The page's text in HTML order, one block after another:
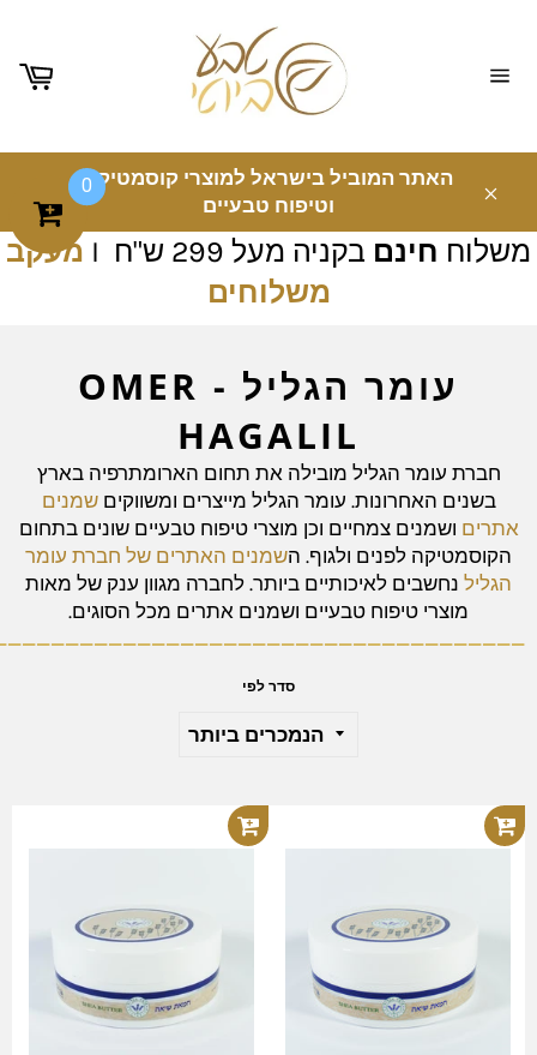
האתר המוביל בישראל למוצרי קוסמטיקה
וטיפוח טבעיים
משלוח חינם בקניה מעל 299 ש"ח I
מעקב
משלוחים
עומר הגליל - OMER
HAGALIL
חברת עומר הגליל מובילה את תחום הארומתרפיה בארץ
בשנים האחרונות. עומר הגליל מייצרים ומשווקיםשמנים
אתרים ושמנים צמחיים וכן מוצרי טיפוח טבעיים שונים בתחום
הקוסמטיקה לפנים ולגוף. השמנים האתרים של חברת עומר
הגליל נחשבים לאיכותיים ביותר. לחברה מגוון ענק של מאות
מוצרי טיפוח טבעיים ושמנים אתרים מכל הסוגים.
סדר לפי
0